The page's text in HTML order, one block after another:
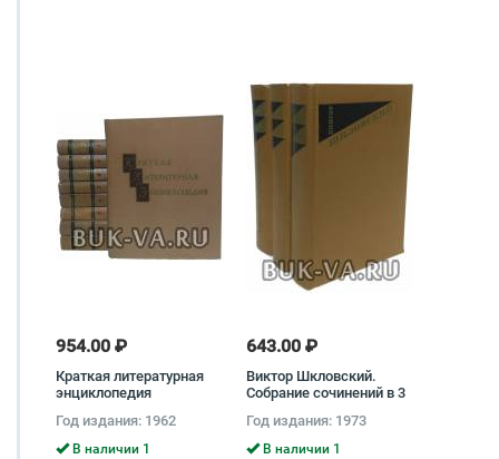
954.00 ₽
Краткая литературная
энциклопедия
Год издания: 1962
В наличии 1
643.00 ₽
Виктор Шкловский.
Собрание сочинений в 3
Виктор Шкловский
Год издания: 1973
В наличии 1